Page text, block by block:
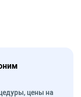
цены на